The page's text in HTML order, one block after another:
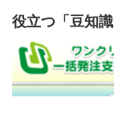
役立つ「豆知識